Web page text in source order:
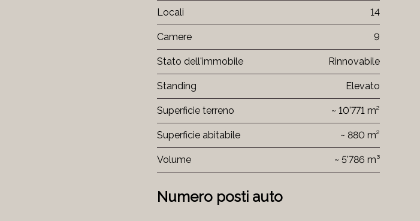
Locali 14
Camere 9
Stato dell'immobile Rinnovabile
Standing Elevato
Superficie terreno ~ 10'771 m²
Superficie abitabile ~ 880 m²
Volume ~ 5'786 m³
Numero posti auto